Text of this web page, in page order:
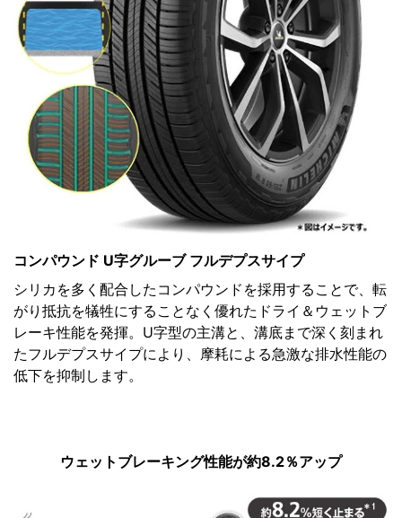
コンパウンド U字グルーブ フルデプスサイプ
シリカを多く配合したコンパウンドを採用することで、転
がり抵抗を犠牲にすることなく優れたドライ＆ウェットブ
レーキ性能を発揮。U字型の主溝と、溝底まで深く刻まれ
たフルデプスサイプにより、摩耗による急激な排水性能の
低下を抑制します。
ウェットブレーキング性能が約8.2％アップ